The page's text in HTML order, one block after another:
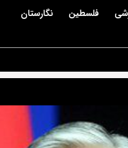
فلسطین نگارستان